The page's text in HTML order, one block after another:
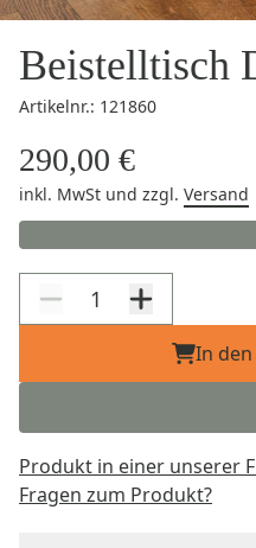
Beistelltisch
Artikelnr.: 121860
290,00 €
inkl. MwSt und zzgl. Versand
In
Produkt in einer unserer
Fragen zum Produkt?